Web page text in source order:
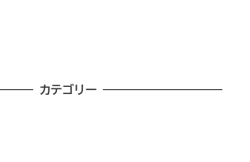
カテゴリー